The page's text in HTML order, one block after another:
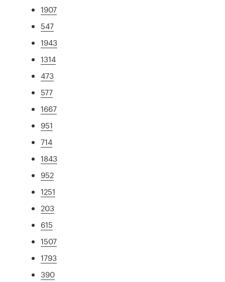
1907
547
1943
1314
473
577
1667
951
714
1843
952
1251
203
615
1507
1793
390